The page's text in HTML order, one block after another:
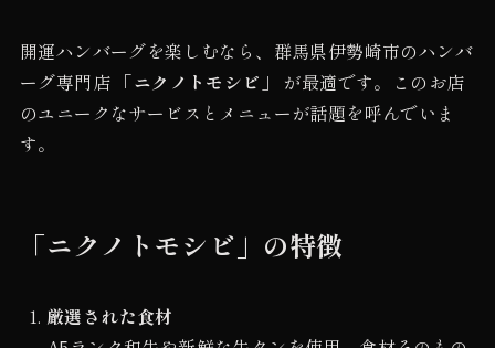
開運ハンバーグを楽しむなら、群馬県伊勢崎市のハンバ
ーグ専門店 「ニクノトモシビ」
が最適です。このお店
のユニークなサービスとメニューが話題を呼んでいま
す。
「ニクノトモシビ」の特徴
厳選された食材